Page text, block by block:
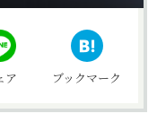
ア ブックマーク